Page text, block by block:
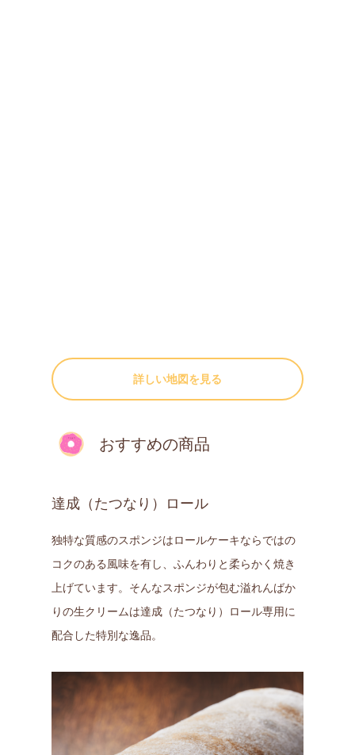
詳しい地図を見る
おすすめの商品
達成（たつなり）ロール
独特な質感のスポンジはロールケーキならではの
コクのある風味を有し、ふんわりと柔らかく焼き
上げています。そんなスポンジが包む溢れんばか
りの生クリームは達成（たつなり）ロール専用に
配合した特別な逸品。